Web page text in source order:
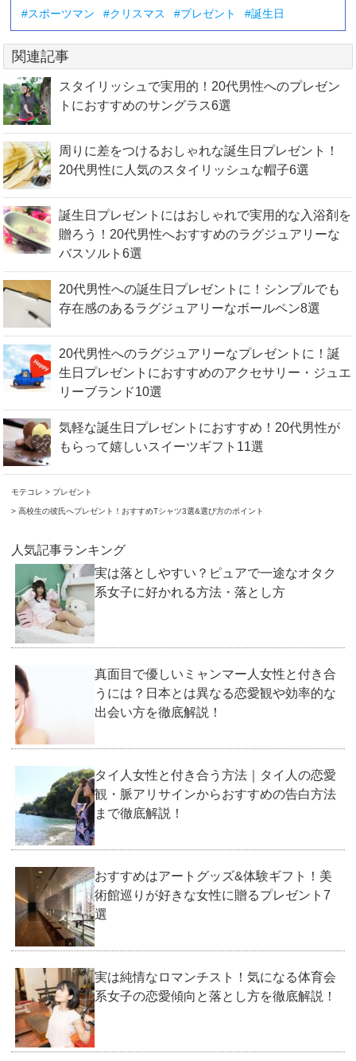
スポーツマン
クリスマス プレゼント 誕生日
関連記事
スタイリッシュで実用的！20代男性へのプレゼン
トにおすすめのサングラス6選
周りに差をつけるおしゃれな誕生日プレゼント！
20代男性に人気のスタイリッシュな帽子6選
誕生日プレゼントにはおしゃれで実用的な入浴剤を
贈ろう！20代男性へおすすめのラグジュアリーな
バスソルト6選
20代男性への誕生日プレゼントに！シンプルでも
存在感のあるラグジュアリーなボールペン8選
20代男性へのラグジュアリーなプレゼントに！誕
生日プレゼントにおすすめのアクセサリー・ジュエ
リーブランド10選
気軽な誕生日プレゼントにおすすめ！20代男性が
もらって嬉しいスイーツギフト11選
モテコレ プレゼント
高校生の彼氏へプレゼント！おすすめTシャツ3選&選び方のポイント
人気記事ランキング
実は落としやすい？ピュアで一途なオタク
系女子に好かれる方法・落とし方
真面目で優しいミャンマー人女性と付き合
うには？日本とは異なる恋愛観や効率的な
出会い方を徹底解説！
タイ人女性と付き合う方法｜タイ人の恋愛
観・脈アリサインからおすすめの告白方法
まで徹底解説！
おすすめはアートグッズ&体験ギフト！美
術館巡りが好きな女性に贈るプレゼント7
選
実は純情なロマンチスト！気になる体育会
系女子の恋愛傾向と落とし方を徹底解説！